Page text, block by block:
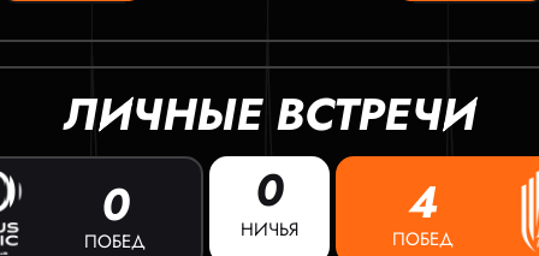
ЛИЧНЫЕ ВСТРЕЧИ
0
ПОБЕД
0
НИЧЬЯ 4
ПОБЕД